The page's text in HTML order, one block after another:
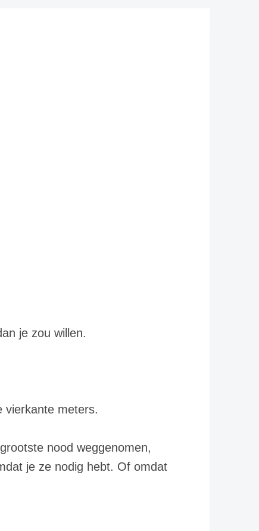
je zou willen.
vierkante meters.
nood weggenomen,
je ze nodig hebt. Of omdat